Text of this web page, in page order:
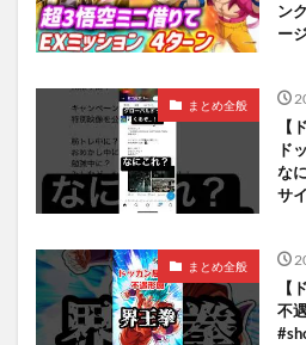
ン
ー
まとめ全般
【
ド
な
サ
まとめ全般
【
不